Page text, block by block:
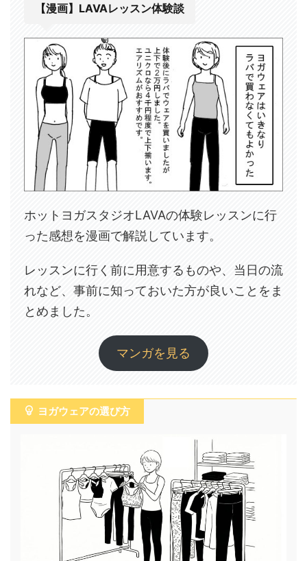
【漫画】LAVAレッスン体験談
ホットヨガスタジオLAVAの体験レッスンに行
った感想を漫画で解説しています。
レッスンに行く前に用意するものや、当日の流
れなど、事前に知っておいた方が良いことをま
とめました。
マンガを見る
ヨガウェアの選び方